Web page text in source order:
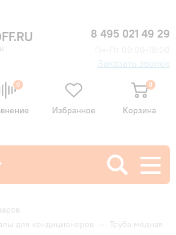
8 495 021 49 29
Заказать звонок
0
Избранное
0
Корзина
для кондиционеров — Труба медная